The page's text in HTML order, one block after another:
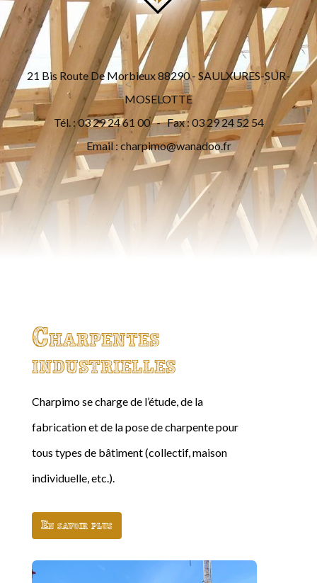
21 Bis Route De Morbieux 88290 - SAULXURES-SUR-
MOSELOTTE
Tél. : 03 29 24 61 00 - Fax : 03 29 24 52 54
Email : charpimo@wanadoo.fr
Charpentes
industrielles
Charpimo se charge de l’étude, de la
fabrication et de la pose de charpente pour
tous types de bâtiment (collectif, maison
individuelle, etc.).
En savoir plus